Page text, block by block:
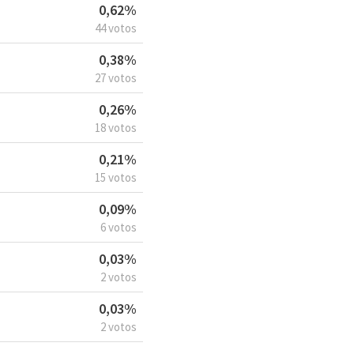
0,62%
44 votos
0,38%
27 votos
0,26%
18 votos
0,21%
15 votos
0,09%
6 votos
0,03%
2 votos
0,03%
2 votos